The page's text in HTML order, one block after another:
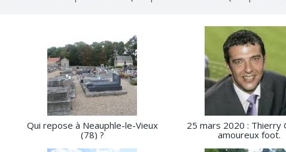
Qui repose à Neauphle-le-Vieux
(78) ?
25 mars 2020 : Thierry
amoureux foot.